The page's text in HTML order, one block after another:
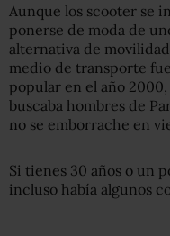
Aunque los scooter se
ponerse de moda de
alternativa de
medio de transporte
popular en el año
buscaba hombres de
no se emborrache en
Si tienes 30 años o un
incluso había algunos